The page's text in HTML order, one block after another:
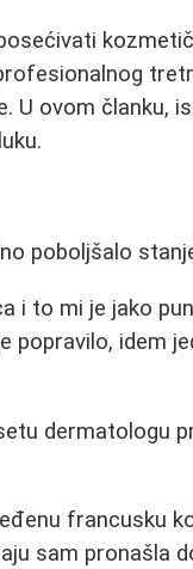
U ovom članku,
poboljšalo
i to mi je jako
popravilo, idem
dermatologu
francusku
sam pronašla